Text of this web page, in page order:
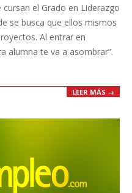
el Grado en Liderazgo
se busca que ellos mismos
Al entrar en
alumna te va a asombrar”.
LEER MÁS →